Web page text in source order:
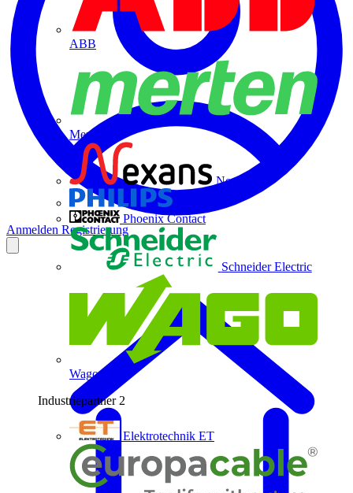
ABB
Merten
Nexans
Phoenix Contact
Schneider Electric
Wago
Industriepartner 2
Elektrotechnik ET
Anmelden Registrierung